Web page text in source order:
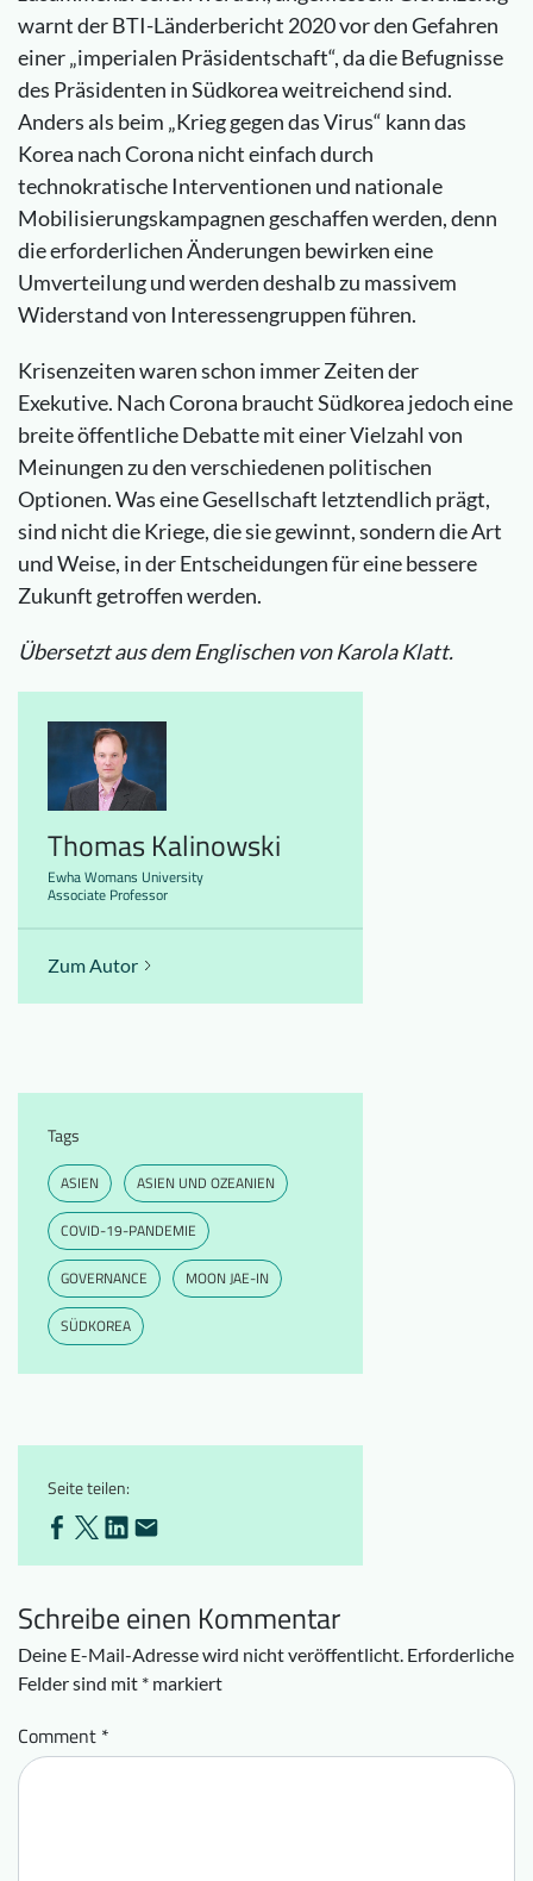
warnt der BTI-Länderbericht 2020 vor den Gefahren
einer „imperialen Präsidentschaft“, da die Befugnisse
des Präsidenten in Südkorea weitreichend sind.
Anders als beim „Krieg gegen das Virus“ kann das
Korea nach Corona nicht einfach durch
technokratische Interventionen und nationale
Mobilisierungskampagnen geschaffen werden, denn
die erforderlichen Änderungen bewirken eine
Umverteilung und werden deshalb zu massivem
Widerstand von Interessengruppen führen.
Krisenzeiten waren schon immer Zeiten der
Exekutive. Nach Corona braucht Südkorea jedoch eine
breite öffentliche Debatte mit einer Vielzahl von
Meinungen zu den verschiedenen politischen
Optionen. Was eine Gesellschaft letztendlich prägt,
sind nicht die Kriege, die sie gewinnt, sondern die Art
und Weise, in der Entscheidungen für eine bessere
Zukunft getroffen werden.
Übersetzt aus dem Englischen von Karola Klatt.
Thomas Kalinowski
Ewha Womans University
Associate Professor
Zum Autor
Tags
ASIEN ASIEN UND OZEANIEN
COVID-19-PANDEMIE
GOVERNANCE MOON JAE-IN
SÜDKOREA
Seite teilen:
Schreibe einen Kommentar
Deine E-Mail-Adresse wird nicht veröffentlicht. Erforderliche
Felder sind mit * markiert
Comment *